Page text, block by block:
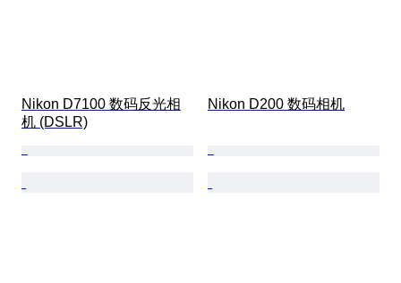
Nikon D7100 数码反光相
机 (DSLR)
Nikon D200 数码相机